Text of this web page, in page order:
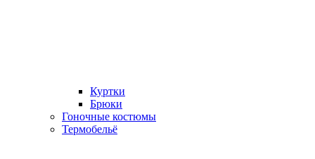
Куртки
Брюки
Гоночные костюмы
Термобельё